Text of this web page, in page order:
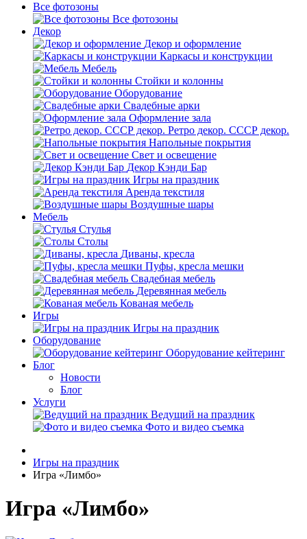
Все фотозоны
Все фотозоны
Декор
Декор и оформление
Каркасы и конструкции
Мебель
Стойки и колонны
Оборудование
Свадебные арки
Оформление зала
Ретро декор. СССР декор.
Напольные покрытия
Свет и освещение
Декор Кэнди Бар
Игры на праздник
Аренда текстиля
Воздушные шары
Мебель
Стулья
Столы
Диваны, кресла
Пуфы, кресла мешки
Свадебная мебель
Деревянная мебель
Кованая мебель
Игры
Игры на праздник
Оборудование
Оборудование кейтеринг
Блог
Новости
Блог
Услуги
Ведущий на праздник
Фото и видео съемка
Игры на праздник
Игра «Лимбо»
Игра «Лимбо»